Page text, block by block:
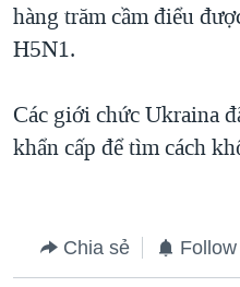
QUAN HỆ VIỆT MỸ
hàng trăm cầm điểu
H5N1.
Các giới chức Ukraina
khẩn cấp để tìm cách
Chia sẻ